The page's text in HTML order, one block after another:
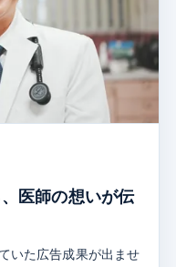
医師の想いが伝
いた広告成果が出ませ